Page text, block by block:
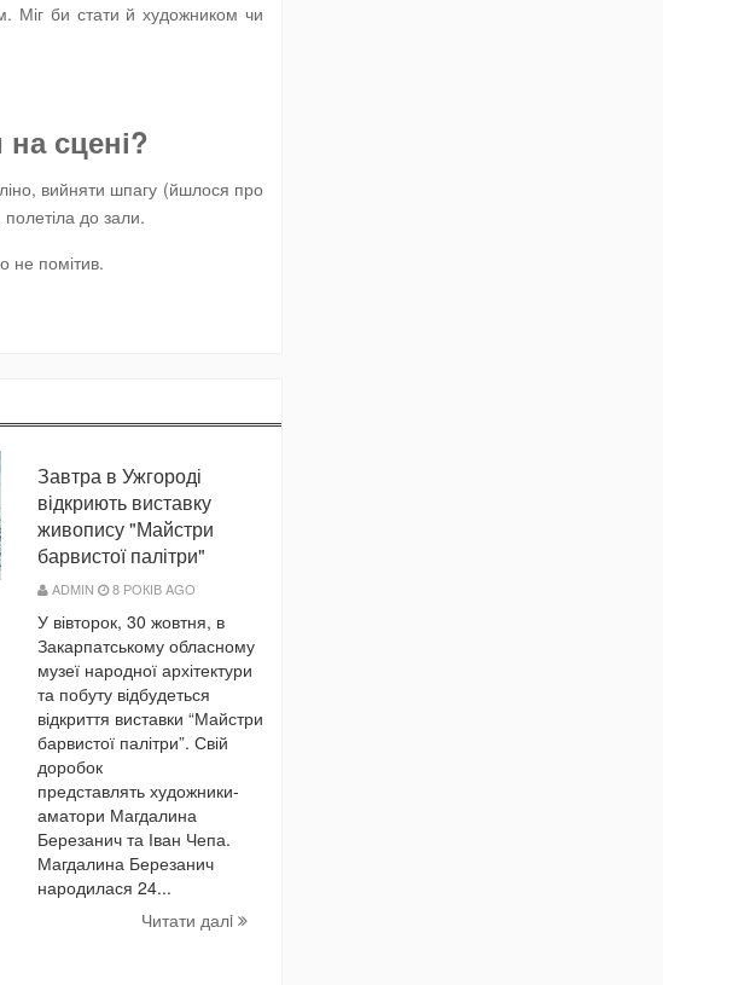
Міг би стати й художником чи
сцені?
вийняти шпагу (йшлося про
до зали.
не помітив.
Завтра в Ужгороді
відкриють виставку
живопису "Майстри
барвистої палітри"
ADMIN 8 РОКІВ AGO
У вівторок, 30 жовтня, в
Закарпатському обласному
музеї народної архітектури
та побуту відбудеться
відкриття виставки “Майстри
барвистої палітри”. Свій
доробок
представлять художники-
аматори Магдалина
Березанич та Іван Чепа.
Магдалина Березанич
народилася 24...
Читати далi